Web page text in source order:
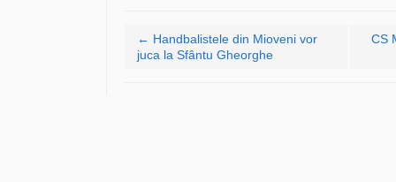
Navigare articole
← Handbalistele din Mioveni vor
juca la Sfântu Gheorghe
CS